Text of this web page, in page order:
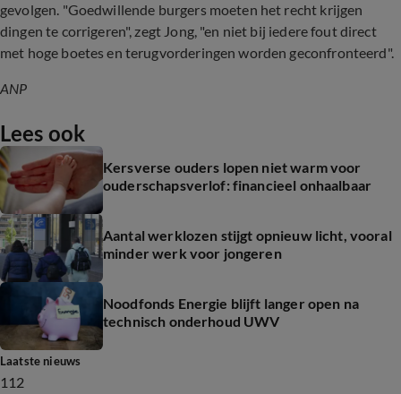
gevolgen. "Goedwillende burgers moeten het recht krijgen
dingen te corrigeren", zegt Jong, "en niet bij iedere fout direct
met hoge boetes en terugvorderingen worden geconfronteerd".
ANP
Lees ook
Kersverse ouders lopen niet warm voor
ouderschapsverlof: financieel onhaalbaar
Aantal werklozen stijgt opnieuw licht, vooral
minder werk voor jongeren
Noodfonds Energie blijft langer open na
technisch onderhoud UWV
Laatste nieuws
112